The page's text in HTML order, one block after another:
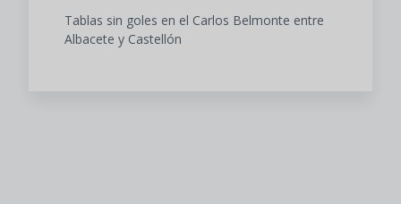
Tablas sin goles en el Carlos Belmonte entre
Albacete y Castellón